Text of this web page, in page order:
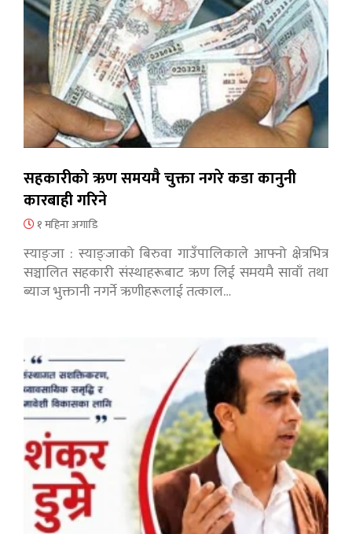
सहकारीको ऋण समयमै चुक्ता नगरे कडा कानुनी
कारबाही गरिने
१ महिना अगाडि
स्याङ्जा : स्याङ्जाको बिरुवा गाउँपालिकाले आफ्नो क्षेत्रभित्र
सञ्चालित सहकारी संस्थाहरूबाट ऋण लिई समयमै सावाँ तथा
ब्याज भुक्तानी नगर्ने ऋणीहरूलाई तत्काल…